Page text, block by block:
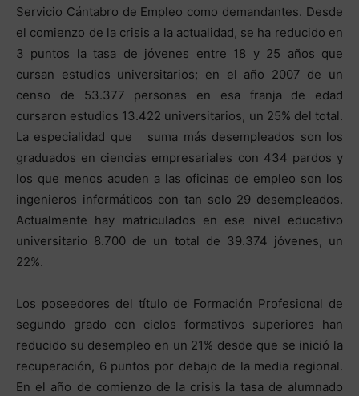
Servicio Cántabro de Empleo como demandantes. Desde
el comienzo de la crisis a la actualidad, se ha reducido en
3 puntos la tasa de jóvenes entre 18 y 25 años que
cursan estudios universitarios; en el año 2007 de un
censo de 53.377 personas en esa franja de edad
cursaron estudios 13.422 universitarios, un 25% del total.
La especialidad que suma más desempleados son los
graduados en ciencias empresariales con 434 pardos y
los que menos acuden a las oficinas de empleo son los
ingenieros informáticos con tan solo 29 desempleados.
Actualmente hay matriculados en ese nivel educativo
universitario 8.700 de un total de 39.374 jóvenes, un
22%.
Los poseedores del título de Formación Profesional de
segundo grado con ciclos formativos superiores han
reducido su desempleo en un 21% desde que se inició la
recuperación, 6 puntos por debajo de la media regional.
En el año de comienzo de la crisis la tasa de alumnado